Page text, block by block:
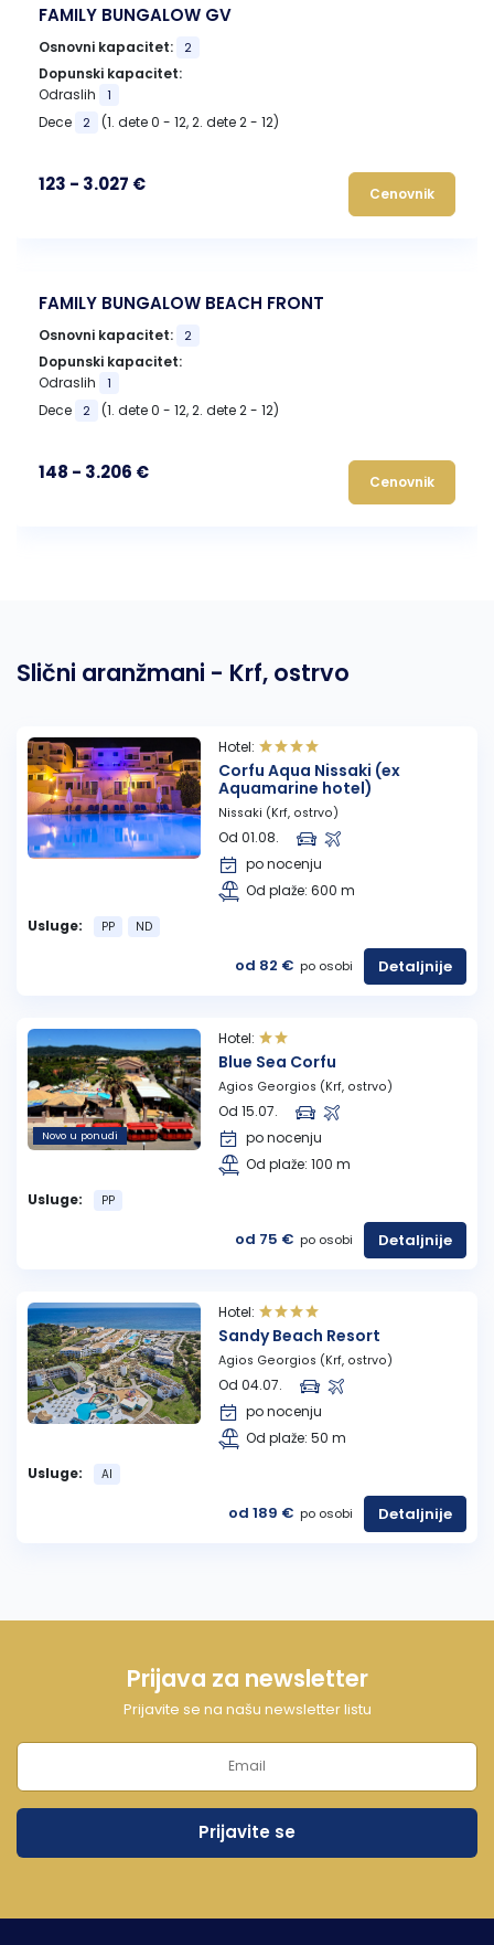
FAMILY BUNGALOW GV
Osnovni kapacitet: 2
Dopunski kapacitet:
Odraslih
1
Dece 2 (1. dete 0 - 12, 2. dete 2 - 12)
123 - 3.027 € Cenovnik
FAMILY BUNGALOW BEACH FRONT
Osnovni kapacitet: 2
Dopunski kapacitet:
Odraslih
1
Dece 2 (1. dete 0 - 12, 2. dete 2 - 12)
148 - 3.206 € Cenovnik
Slični aranžmani - Krf, ostrvo
Hotel:
Corfu Aqua Nissaki (ex
Aquamarine hotel)
Nissaki (Krf, ostrvo)
Od 01.08.
po nocenju
Od plaže: 600 m
Usluge:
PP ND
od 82 € po osobi Detaljnije
Novo u ponudi
Hotel:
Blue Sea Corfu
Agios Georgios (Krf, ostrvo)
Od 15.07.
po nocenju
Od plaže: 100 m
Usluge:
PP
od 75 € po osobi Detaljnije
Hotel:
Sandy Beach Resort
Agios Georgios (Krf, ostrvo)
Od 04.07.
po nocenju
Od plaže: 50 m
Usluge:
AI
od 189 € po osobi Detaljnije
Prijava za newsletter
Prijavite se na našu newsletter listu